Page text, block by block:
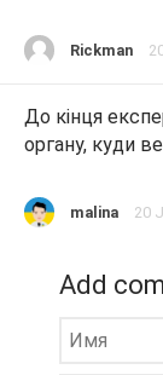
Rickman
До кінця
органу, куди
malina 20
Add